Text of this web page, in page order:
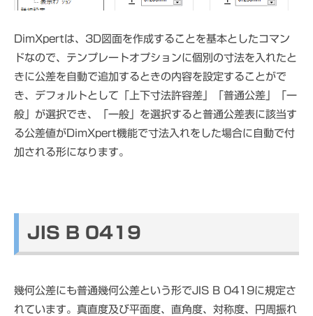
DimXpertは、3D図面を作成することを基本としたコマン
ドなので、テンプレートオプションに個別の寸法を入れたと
きに公差を自動で追加するときの内容を設定することがで
き、デフォルトとして「上下寸法許容差」「普通公差」「一
般」が選択でき、「一般」を選択すると普通公差表に該当す
る公差値がDimXpert機能で寸法入れをした場合に自動で付
加される形になります。
JIS B 0419
幾何公差にも普通幾何公差という形でJIS B 0419に規定さ
れています。真直度及び平面度、直角度、対称度、円周振れ